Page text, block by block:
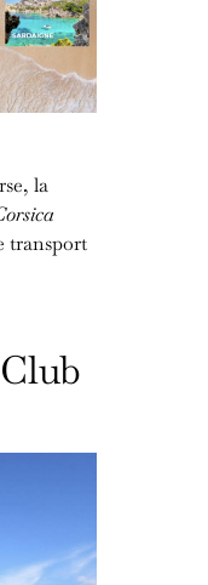
la
transport